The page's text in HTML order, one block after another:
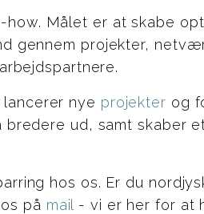
how. Målet er at skabe
gennem projekter,
lancerer nye projekter og
ud, samt skaber
hos os. Er du
på mail - vi er her for at